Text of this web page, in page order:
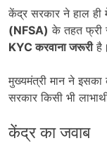
केंद्र सरकार ने हाल
(NFSA) के तहत फ्री
KYCकरवाना जरूरी
मुख्यमंत्री मान ने
सरकार किसी भी
केंद्र का जवाब